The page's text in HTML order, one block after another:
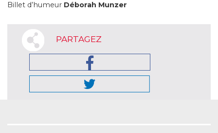
Billet d’humeur Déborah Munzer
PARTAGEZ